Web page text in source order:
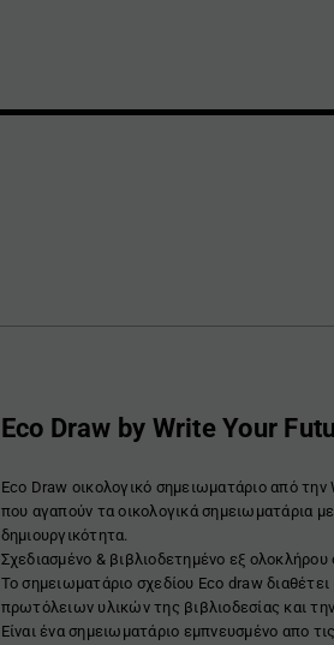
Eco Draw by Write Your
Eco Draw οικολογικό σημειωματάριο από την
που αγαπούν τα οικολογικά σημειωματάρια
δημιουργικότητα.
Σχεδιασμένο & βιβλιοδετημένο εξ ολοκλήρου
Το σημειωματάριο σχεδίου Eco draw
πρωτόλειων υλικών της βιβλιοδεσίας και
Είναι ένα σημειωματάριο εμπνευσμένο απο